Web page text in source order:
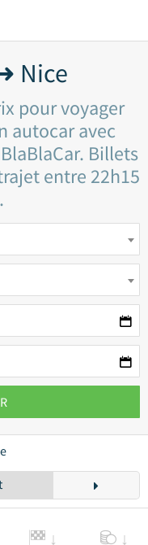
Nice
pour voyager
autocar avec
Billets
entre 22h15